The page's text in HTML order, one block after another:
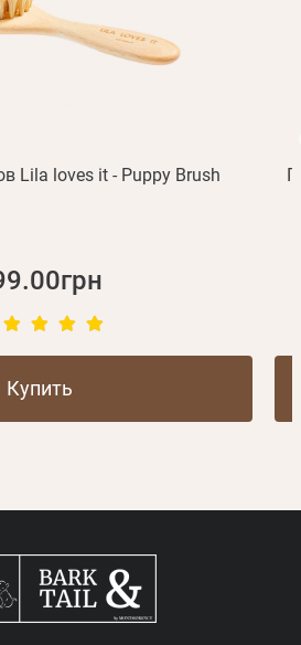
Lila loves it - Puppy Brush
Купить
Отправить
Регистрация
Вспомнили пароль?